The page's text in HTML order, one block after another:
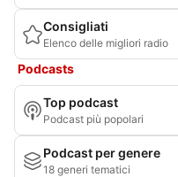
Consigliati
Elenco delle migliori radio
Podcasts
Top podcast
Podcast più popolari
Podcast per genere
18 generi tematici